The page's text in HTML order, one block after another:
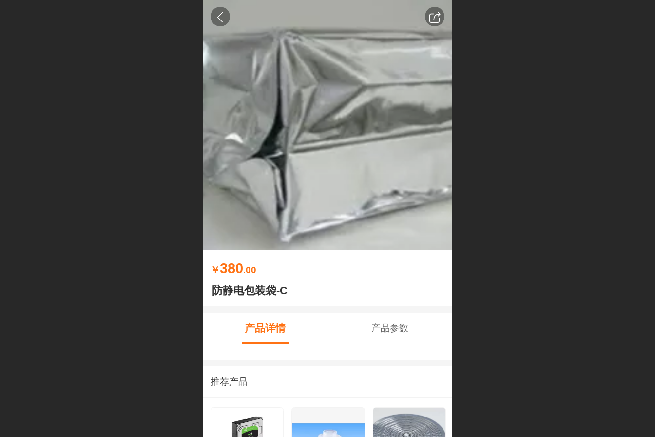
￥380.00
防静电包装袋-C
产品详情 产品参数
推荐产品